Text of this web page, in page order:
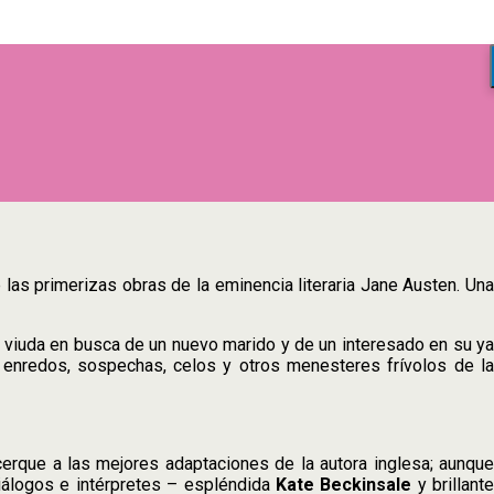
primerizas obras de la eminencia literaria Jane Austen. Una
en busca de un nuevo marido y de un interesado en su ya
sospechas, celos y otros menesteres frívolos de la
a las mejores adaptaciones de la autora inglesa; aunque
e intérpretes – espléndida Kate Beckinsale y brillante